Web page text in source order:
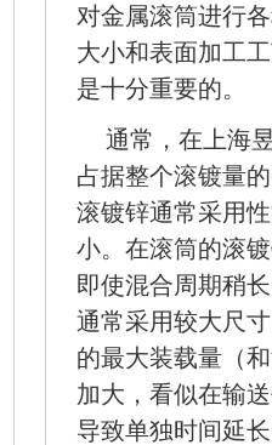
对金属滚筒进行
大小和表面加工
是十分重要的。
通常，在上海
占据整个滚镀量
滚镀锌通常采用
小。在滚筒的滚
即使混合周期稍
通常采用较大尺
的最大装载量（
加大，看似在输
导致单独时间延